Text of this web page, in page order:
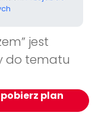
jest
do tematu
pobierz plan